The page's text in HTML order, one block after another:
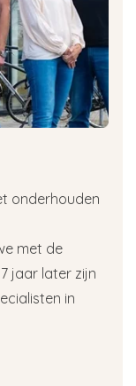
onderhouden
met de
jaar later zijn
in